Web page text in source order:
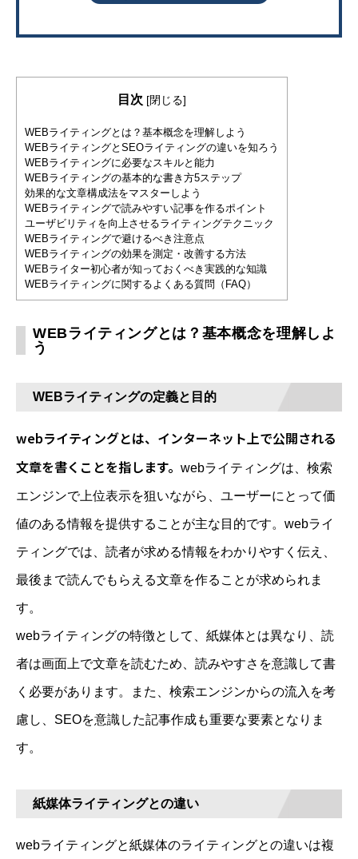
目次 [閉じる]
WEBライティングとは？基本概念を理解しよう
WEBライティングとSEOライティングの違いを知ろう
WEBライティングに必要なスキルと能力
WEBライティングの基本的な書き方5ステップ
効果的な文章構成法をマスターしよう
WEBライティングで読みやすい記事を作るポイント
ユーザビリティを向上させるライティングテクニック
WEBライティングで避けるべき注意点
WEBライティングの効果を測定・改善する方法
WEBライター初心者が知っておくべき実践的な知識
WEBライティングに関するよくある質問（FAQ）
WEBライティングとは？基本概念を理解しよ
う
WEBライティングの定義と目的
webライティングとは、インターネット上で公開される
文章を書くことを指します。 webライティングは、検索
エンジンで上位表示を狙いながら、ユーザーにとって価
値のある情報を提供することが主な目的です。webライ
ティングでは、読者が求める情報をわかりやすく伝え、
最後まで読んでもらえる文章を作ることが求められま
す。
webライティングの特徴として、紙媒体とは異なり、読
者は画面上で文章を読むため、読みやすさを意識して書
く必要があります。また、検索エンジンからの流入を考
慮し、SEOを意識した記事作成も重要な要素となりま
す。
紙媒体ライティングとの違い
webライティングと紙媒体のライティングとの違いは複